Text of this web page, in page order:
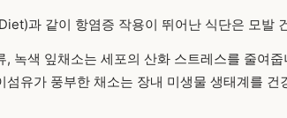
과 같이 항염증 작용이 뛰어난 식단은 모발
, 녹색 잎채소는 세포의 산화 스트레스를 줄여줍
섬유가 풍부한 채소는 장내 미생물 생태계를